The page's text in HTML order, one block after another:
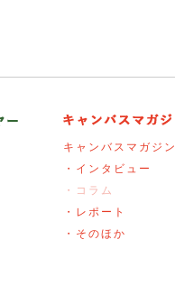
キャンバスマガジ
・インタビュー
・コラム
・レポート
・そのほか